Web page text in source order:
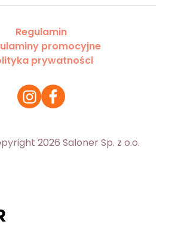
Regulamin
promocyjne
prywatności
2026 Saloner Sp. z o.o.